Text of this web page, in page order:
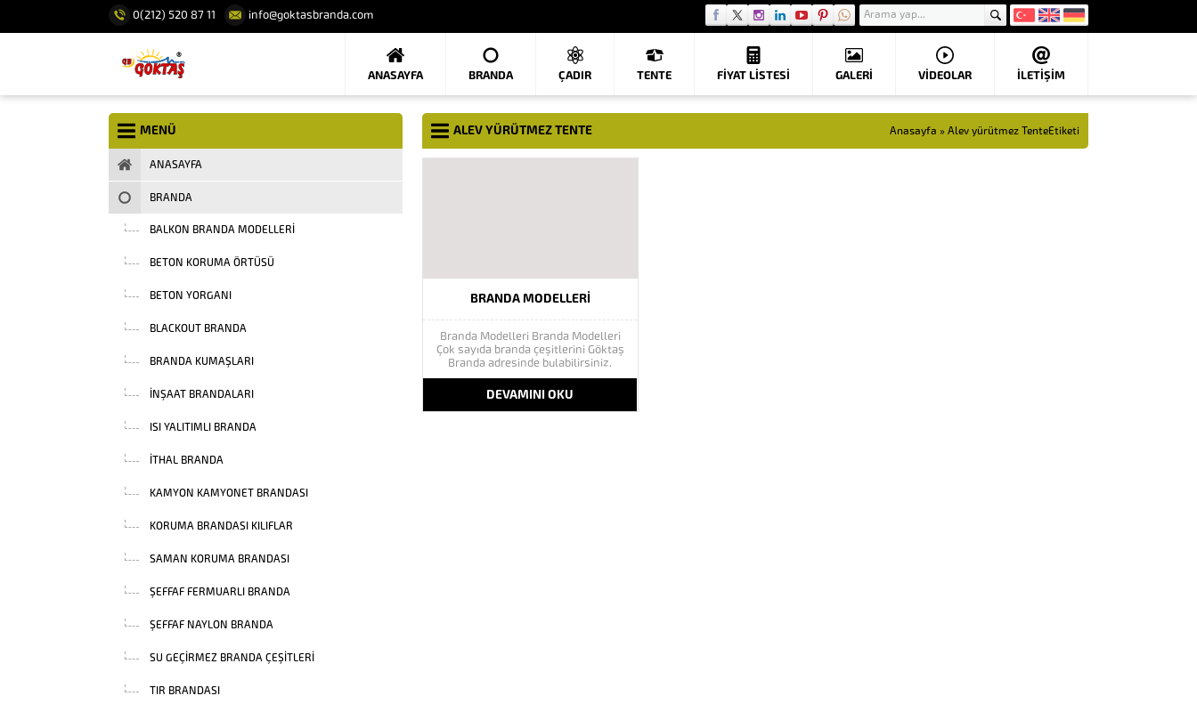
0(212) 520 87 11 info@goktasbranda.com
ANASAYFA BRANDA ÇADIR TENTE FIYAT LISTESI GALERİ VIDEOLAR İLETİŞİM
ALEV YÜRÜTMEZ TENTE Anasayfa » Alev yürütmez TenteEtiketi
BRANDA MODELLERI
Branda Modelleri Branda Modelleri
Çok sayıda branda çeşitlerini Göktaş
Branda adresinde bulabilirsiniz.
Fermuarlı brandalar, şeffaf brandalar,
afiş branda, saman branda, oto
brandası, kollu branda, tır brandaları
havuz ve bahçe gibi yerlere de çeşitli
DEVAMINI OKU
MENÜ
ANASAYFA
BRANDA
BALKON BRANDA MODELLERI
BETON KORUMA ÖRTÜSÜ
BETON YORGANI
BLACKOUT BRANDA
BRANDA KUMAŞLARI
INŞAAT BRANDALARI
ISI YALITIMLI BRANDA
İTHAL BRANDA
KAMYON KAMYONET BRANDASI
KORUMA BRANDASI KILIFLAR
SAMAN KORUMA BRANDASI
ŞEFFAF FERMUARLI BRANDA
ŞEFFAF NAYLON BRANDA
SU GEÇIRMEZ BRANDA ÇEŞITLERI
TIR BRANDASI